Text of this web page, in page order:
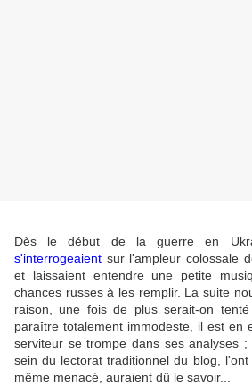
Dès le début de la guerre en
s'interrogeaient sur l'ampleur colossale
et laissaient entendre une petite
chances russes à les remplir. La suite
raison, une fois de plus serait-on
paraître totalement immodeste, il est en
serviteur se trompe dans ses analyses
sein du lectorat traditionnel du blog,
même menacé, auraient dû le savoir...